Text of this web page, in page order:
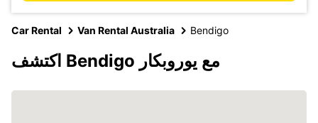
Car Rental Van Rental Australia Bendigo
اكتشف Bendigo مع يوروبكار